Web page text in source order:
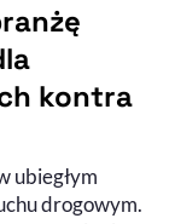
kontra
ubiegłym
drogowym.